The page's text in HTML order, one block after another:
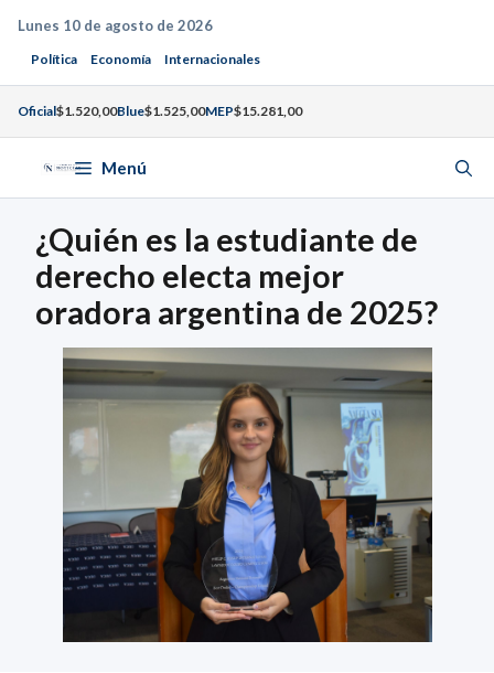
Saltar
contenido
Lunes 10 de agosto de 2026
Política Economía Internacionales
Oficial$1.520,00Blue$1.525,00MEP$15.281,00
Menú
¿Quién es la estudiante de
derecho electa mejor
oradora argentina de 2025?